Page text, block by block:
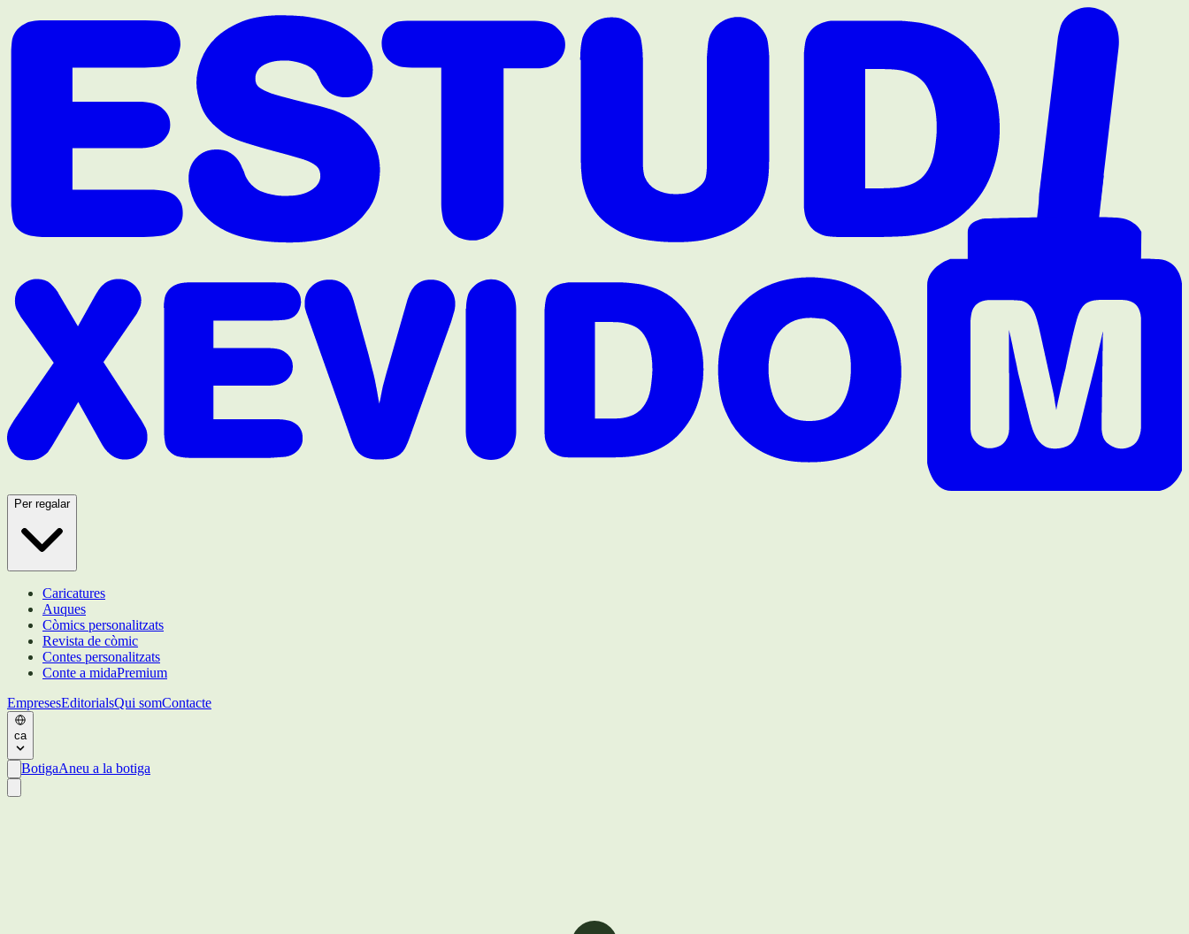
Per regalar
Caricatures
Auques
Còmics personalitzats
Revista de còmic
Contes personalitzats
Conte a midaPremium
EmpresesEditorialsQui somContacte
ca
BotigaAneu a la botiga